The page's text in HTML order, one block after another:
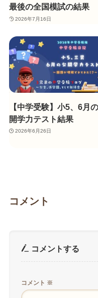
最後の全国模試の結果
2026年7月16日
【中学受験】小5、6月
開学力テスト結果
2026年6月26日
コメント
コメントする
コメント ※